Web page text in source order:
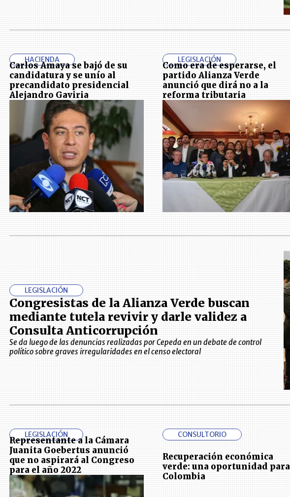
HACIENDA
Carlos Amaya se bajó de su
candidatura y se unío al
precandidato presidencial
Alejandro Gaviria
LEGISLACIÓN
Como era de esperarse, el
partido Alianza Verde
anunció que dirá no a la
reforma tributaria
LEGISLACIÓN
Congresistas de la Alianza Verde buscan
mediante tutela revivir y darle validez a
Consulta Anticorrupción
Se da luego de las denuncias realizadas por Cepeda en un debate de control
político sobre graves irregularidades en el censo electoral
LEGISLACIÓN
Representante a la Cámara
Juanita Goebertus anunció
que no aspirará al Congreso
para el año 2022
CONSULTORIO
Recuperación económica
verde: una oportunidad para
Colombia